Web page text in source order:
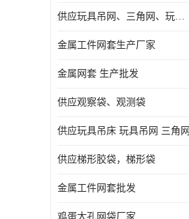
供应玩具吊网、三角网、玩具吊床
金属工件网套生产厂家
金属网套 生产批发
供应观察袋、观测袋
供应玩具吊床 玩具吊网 三角网
供应梯形胶袋，梯形袋
金属工件网套批发
鸡蛋大孔网袋厂家